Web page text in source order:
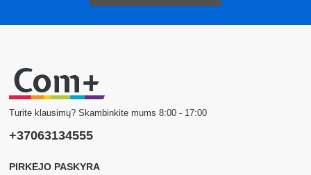
Turite klausimų? Skambinkite mums 8:00 - 17:00
+37063134555
PIRKĖJO PASKYRA